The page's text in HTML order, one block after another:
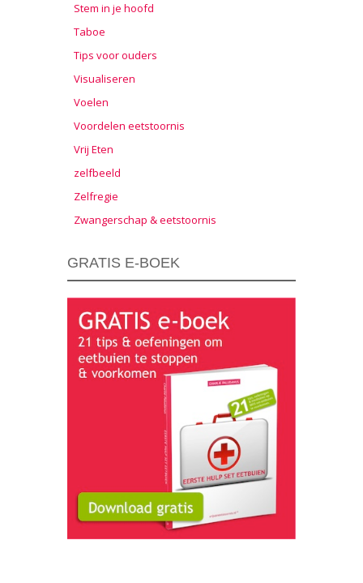
Stem in je hoofd
Taboe
Tips voor ouders
Visualiseren
Voelen
Voordelen eetstoornis
Vrij Eten
zelfbeeld
Zelfregie
Zwangerschap & eetstoornis
GRATIS E-BOEK